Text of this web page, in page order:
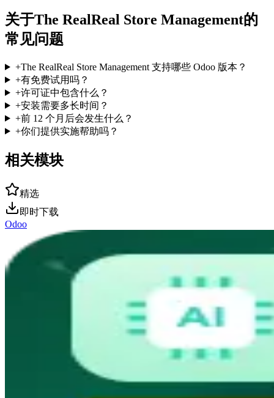
关于The RealReal Store Management的
常见问题
+The RealReal Store Management 支持哪些 Odoo 版本？
+有免费试用吗？
+许可证中包含什么？
+安装需要多长时间？
+前 12 个月后会发生什么？
+你们提供实施帮助吗？
相关模块
精选
即时下载
Odoo